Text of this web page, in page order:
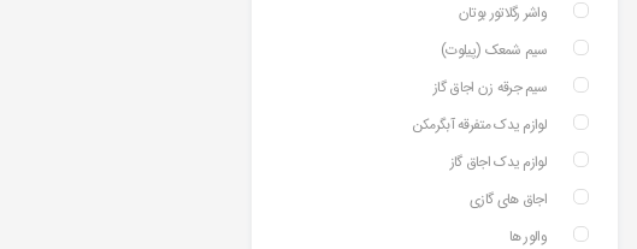
واشر رگلاتور بوتان
سیم شمعک (پیلوت)
سیم جرقه زن اجاق گاز
لوازم یدک متفرقه آبگرمکن
لوازم یدک اجاق گاز
اجاق های گازی
والور ها